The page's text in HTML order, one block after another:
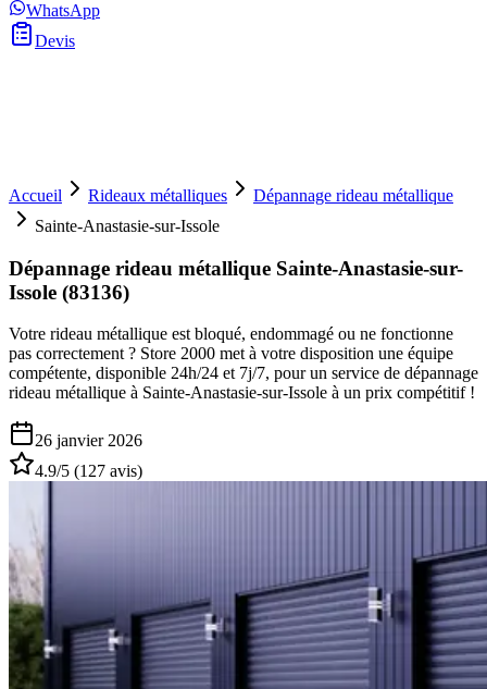
WhatsApp
Devis
Accueil Rideaux métalliques
Dépannage rideau métallique
Sainte-Anastasie-sur-Issole
Dépannage rideau métallique Sainte-Anastasie-sur-
Issole (83136)
Votre rideau métallique est bloqué, endommagé ou ne fonctionne
pas correctement ? Store 2000 met à votre disposition une équipe
compétente, disponible 24h/24 et 7j/7, pour un service de dépannage
rideau métallique à Sainte-Anastasie-sur-Issole à un prix compétitif !
26 janvier 2026
4.9/5 (127 avis)